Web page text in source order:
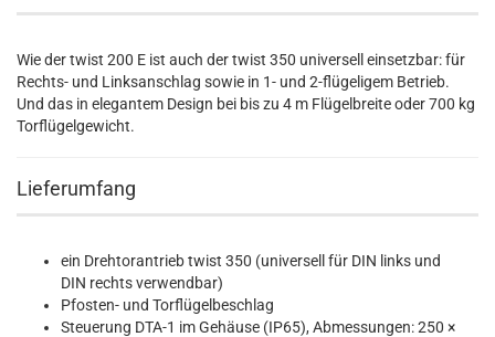
Wie der twist 200 E ist auch der twist 350 universell einsetzbar: für
Rechts- und Linksanschlag sowie in 1- und 2-flügeligem Betrieb.
Und das in elegantem Design bei bis zu 4 m Flügelbreite oder 700 kg
Torflügelgewicht.
Lieferumfang
ein Drehtorantrieb twist 350 (universell für DIN links und
DIN rechts verwendbar)
Pfosten- und Torflügelbeschlag
Steuerung DTA-1 im Gehäuse (IP65), Abmessungen: 250 ×